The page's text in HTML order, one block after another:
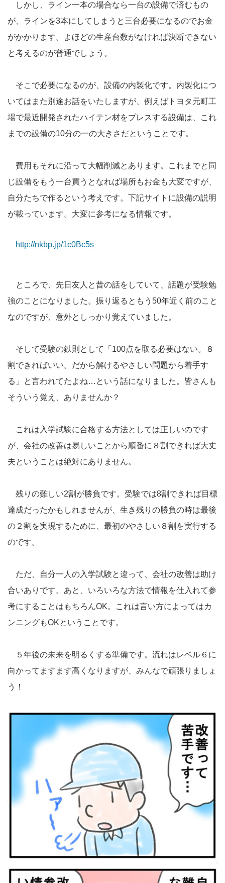
しかし、ライン一本の場合なら一台の設備で済むもの
が、ラインを3本にしてしまうと三台必要になるのでお金
がかかります。よほどの生産台数がなければ決断できない
と考えるのが普通でしょう。
そこで必要になるのが、設備の内製化です。内製化につ
いてはまた別途お話をいたしますが、例えばトヨタ元町工
場で最近開発されたハイテン材をプレスする設備は、これ
までの設備の10分の一の大きさだということです。
費用もそれに沿って大幅削減とあります。これまでと同
じ設備をもう一台買うとなれば場所もお金も大変ですが、
自分たちで作るという考えです。下記サイトに設備の説明
が載っています。大変に参考になる情報です。
http://nkbp.jp/1c0Bc5s
ところで、先日友人と昔の話をしていて、話題が受験勉
強のことになりました。振り返るともう50年近く前のこと
なのですが、意外としっかり覚えていました。
そして受験の鉄則として「100点を取る必要はない。８
割できればいい。だから解けるやさしい問題から着手す
る」と言われてたよね…という話になりました。皆さんも
そういう覚え、ありませんか？
これは入学試験に合格する方法としては正しいのです
が、会社の改善は易しいことから順番に８割できれば大丈
夫ということは絶対にありません。
残りの難しい2割が勝負です。受験では8割できれば目標
達成だったかもしれませんが、生き残りの勝負の時は最後
の２割を実現するために、最初のやさしい８割を実行する
のです。
ただ、自分一人の入学試験と違って、会社の改善は助け
合いありです。あと、いろいろな方法で情報を仕入れて参
考にすることはもちろんOK。これは言い方によってはカ
ンニングもOKということです。
５年後の未来を明るくする準備です。流れはレベル６に
向かってますます高くなりますが、みんなで頑張りましょ
う！